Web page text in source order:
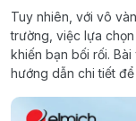
Tuy nhiên, với vô
trường, việc lựa
khiến bạn bối rối.
hướng dẫn chi tiết